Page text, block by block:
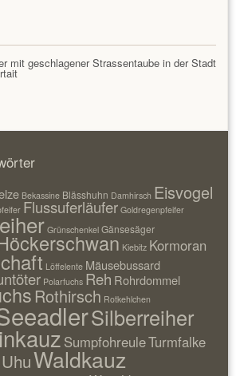
mit geschlagener Strassentaube in der Stadt
Bekassine Blässhuhn Damhirsch Eisvogel
Flussuferläufer Goldregenpfeifer
Grünschenkel Gänsesäger
Kiebitz Kormoran
Löffelente Mäusebussard
Polarfuchs Reh Rohrdommel
Rothirsch Rotkehlchen
Silberreiher
SumpfohreuleTurmfalke
UhuWaldkauz